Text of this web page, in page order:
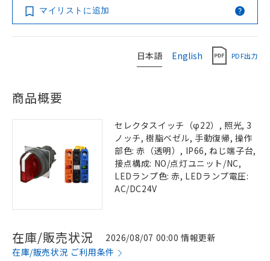
マイリストに追加
日本語 English PDF出力
商品概要
セレクタスイッチ（φ22）, 照光, 3
ノッチ, 樹脂ベゼル, 手動復帰, 操作
部色: 赤（透明）, IP66, ねじ端子台,
接点構成: NO/点灯ユニット/NC,
LEDランプ色: 赤, LEDランプ電圧:
AC/DC24V
在庫/販売状況
2026/08/07 00:00 情報更新
在庫/販売状況 ご利用条件